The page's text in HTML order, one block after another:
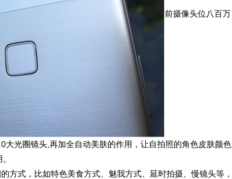
前摄像头位八百万
光圈镜头,再加全自动美肤的作用，让自拍照的角色皮肤颜色
方式，比如特色美食方式、魅我方式、延时拍摄、慢镜头等，